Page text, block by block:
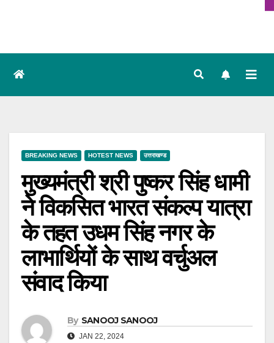
BREAKING NEWS HOTEST NEWS उत्तराखण्ड
मुख्यमंत्री श्री पुष्कर सिंह धामी
ने विकसित भारत संकल्प यात्रा
के तहत उधम सिंह नगर के
लाभार्थियों के साथ वर्चुअल
संवाद किया
By SANOOJ SANOOJ
JAN 22, 2024